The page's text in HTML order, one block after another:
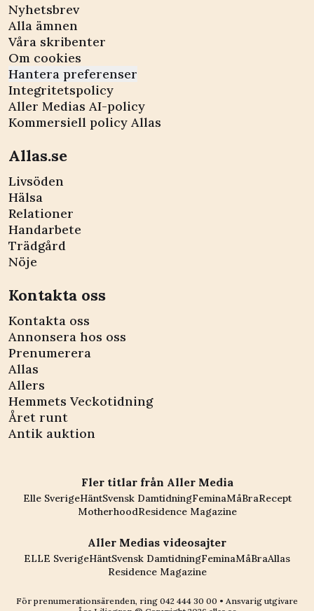
Nyhetsbrev
Alla ämnen
Våra skribenter
Om cookies
Hantera preferenser
Integritetspolicy
Aller Medias AI-policy
Kommersiell policy Allas
Allas.se
Livsöden
Hälsa
Relationer
Handarbete
Trädgård
Nöje
Kontakta oss
Kontakta oss
Annonsera hos oss
Prenumerera
Allas
Allers
Hemmets Veckotidning
Året runt
Antik auktion
Fler titlar från Aller Media
Elle SverigeHäntSvensk DamtidningFeminaMåBraRecept
MotherhoodResidence Magazine
Aller Medias videosajter
ELLE SverigeHäntSvensk DamtidningFeminaMåBraAllas
Residence Magazine
För prenumerationsärenden, ring 042 444 30 00 • Ansvarig utgivare